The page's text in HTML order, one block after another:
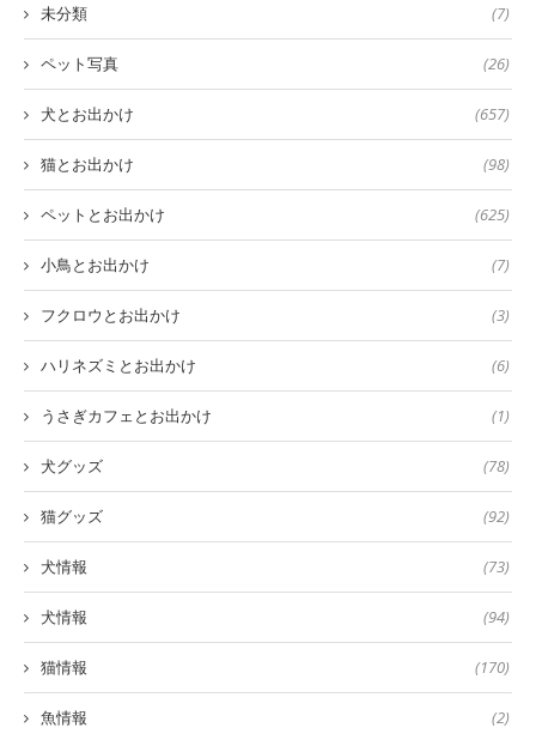
未分類 (7)
ペット写真 (26)
犬とお出かけ (657)
猫とお出かけ (98)
ペットとお出かけ (625)
小鳥とお出かけ (7)
フクロウとお出かけ (3)
ハリネズミとお出かけ (6)
うさぎカフェとお出かけ (1)
犬グッズ (78)
猫グッズ (92)
犬情報 (73)
犬情報 (94)
猫情報 (170)
魚情報 (2)